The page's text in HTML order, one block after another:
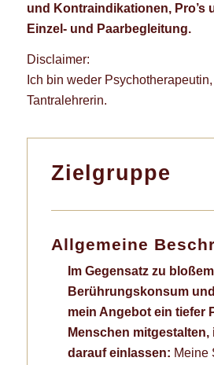
und Kontraindikationen, Pro’s
Einzel- und Paarbegleitung.
Disclaimer:
Ich bin weder
Tantralehrerin.
Zielgruppe
Allgemeine
Im Gegensatz zu
Berührungskonsum
mein Angebot ein tiefer
Menschen mitgestalten,
darauf einlassen: Meine